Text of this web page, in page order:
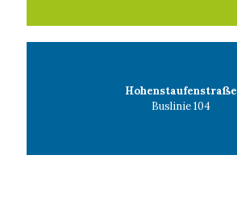
Hohenstaufenstraße
Buslinie 104